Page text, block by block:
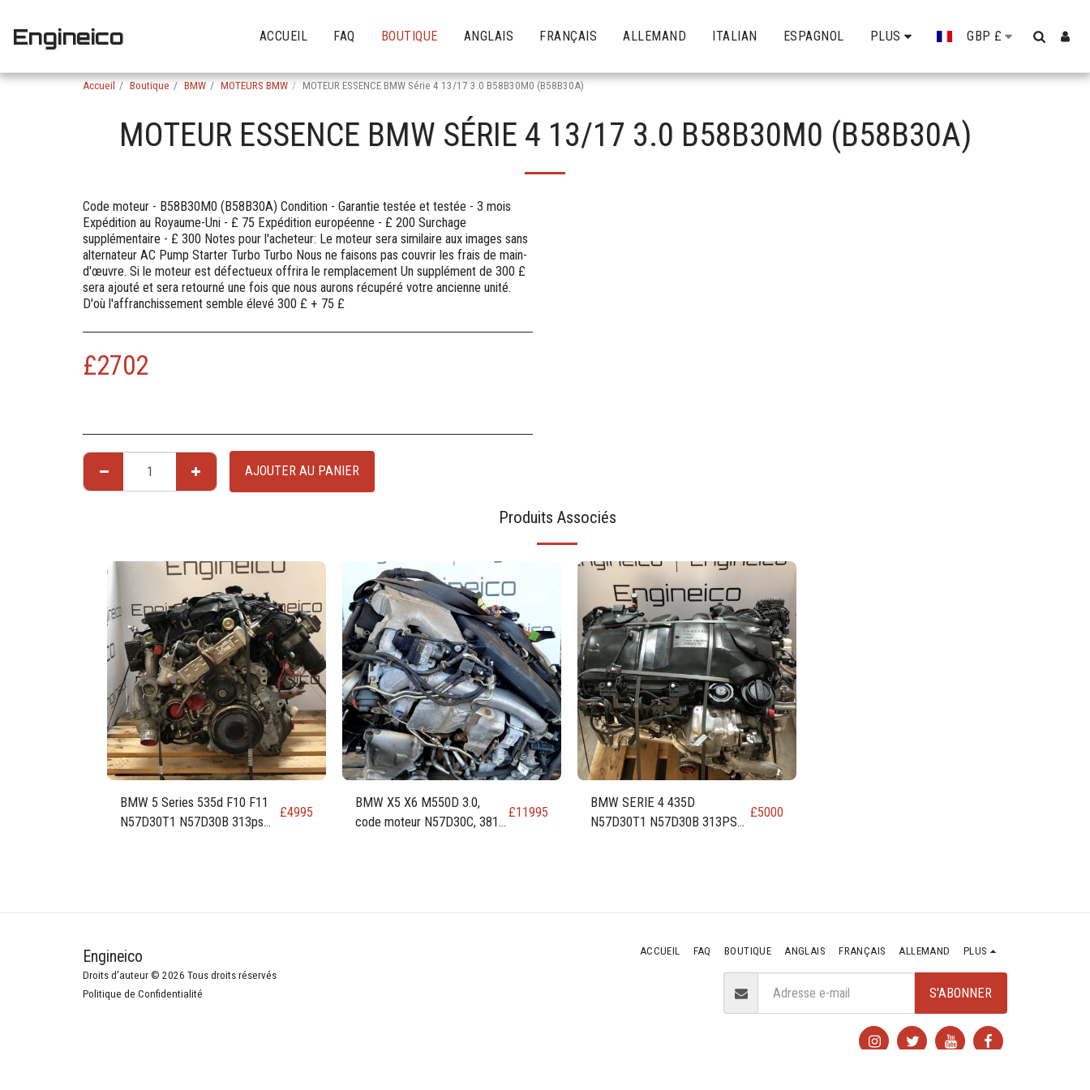
Engineico ACCUEIL FAQ BOUTIQUE ANGLAIS FRANÇAIS ALLEMAND ITALIAN ESPAGNOL PLUS GBP £
Accueil Boutique BMW MOTEURS BMW MOTEUR ESSENCE BMW Série 4 13/17 3.0 B58B30M0 (B58B30A)
MOTEUR ESSENCE BMW SÉRIE 4 13/17 3.0 B58B30M0 (B58B30A)
Code moteur - B58B30M0 (B58B30A) Condition - Garantie testée et testée - 3 mois
Expédition au Royaume-Uni - £ 75 Expédition européenne - £ 200 Surchage
supplémentaire - £ 300 Notes pour l'acheteur: Le moteur sera similaire aux images sans
alternateur AC Pump Starter Turbo Turbo Nous ne faisons pas couvrir les frais de main-
d'œuvre. Si le moteur est défectueux offrira le remplacement Un supplément de 300 £
sera ajouté et sera retourné une fois que nous aurons récupéré votre ancienne unité.
D'où l'affranchissement semble élevé 300 £ + 75 £
£2702
AJOUTER AU PANIER
Produits Associés
BMW 5 Series 535d F10 F11
N57D30T1 N57D30B 313ps
£4995
BMW X5 X6 M550D 3.0,
code moteur N57D30C, 381
£11995
BMW SERIE 4 435D
N57D30T1 N57D30B 313PS
£5000
Engineico
Droits d'auteur © 2026 Tous droits réservés
Politique de Confidentialité
ACCUEIL FAQ BOUTIQUE ANGLAIS FRANÇAIS ALLEMAND PLUS
S'ABONNER